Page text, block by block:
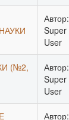
Автор:
Super
User
(№2,
Автор:
Super
User
Автор: